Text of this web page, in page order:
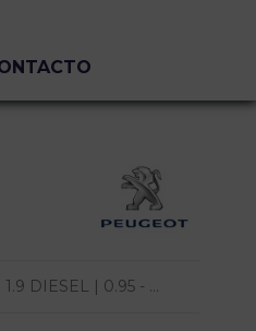
DIESEL | 0.95 - ...